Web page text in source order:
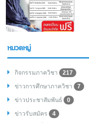
หมวดหมู่
กิจกรรมภาควิชา
217
ข่าวการศึกษาภาควิชา
7
ข่าวประชาสัมพันธ์
0
ข่าวรับสมัคร
4